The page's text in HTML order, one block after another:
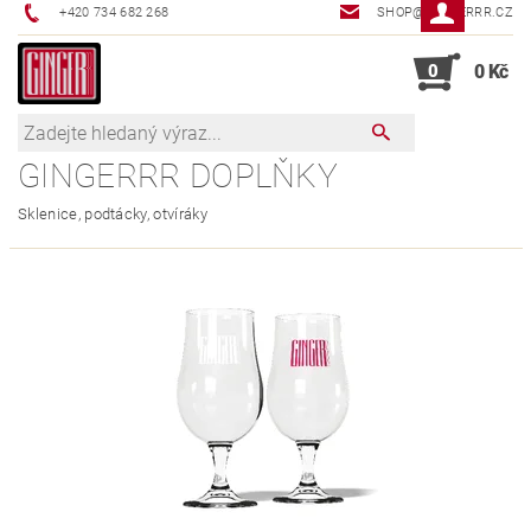
+420 734 682 268 SHOP@GINGERRR.CZ
0 0 Kč
GINGERRR DOPLŇKY
Sklenice, podtácky, otvíráky